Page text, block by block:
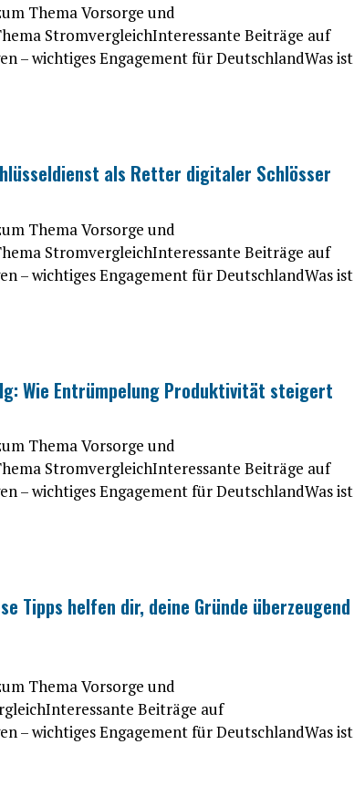
Thema Vorsorge und
StromvergleichInteressante Beiträge auf
– wichtiges Engagement für DeutschlandWas ist
als Retter digitaler Schlösser
Thema Vorsorge und
StromvergleichInteressante Beiträge auf
– wichtiges Engagement für DeutschlandWas ist
Wie Entrümpelung Produktivität steigert
Thema Vorsorge und
StromvergleichInteressante Beiträge auf
– wichtiges Engagement für DeutschlandWas ist
Tipps helfen dir, deine Gründe überzeugend
Thema Vorsorge und
Beiträge auf
– wichtiges Engagement für DeutschlandWas ist